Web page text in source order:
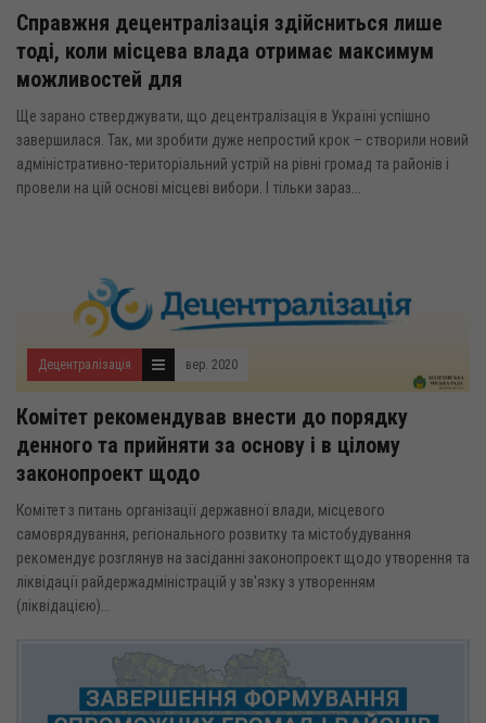
Справжня децентралізація здійсниться лише
тоді, коли місцева влада отримає максимум
можливостей для
Ще зарано стверджувати, що децентралізація в Україні успішно
завершилася. Так, ми зробити дуже непростий крок – створили новий
адміністративно-територіальний устрій на рівні громад та районів і
провели на цій основі місцеві вибори. І тільки зараз...
Децентралізація вер. 2020
Комітет рекомендував внести до порядку
денного та прийняти за основу і в цілому
законопроект щодо
Комітет з питань організації державної влади, місцевого
самоврядування, регіонального розвитку та містобудування
рекомендує розглянув на засіданні законопроект щодо утворення та
ліквідації райдержадміністрацій у зв'язку з утворенням
(ліквідацією)...